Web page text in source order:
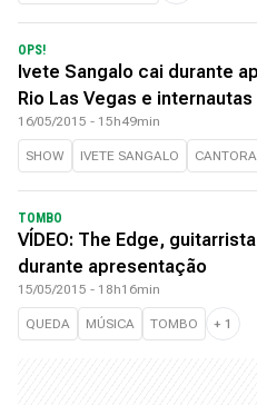
OPS!
Ivete Sangalo cai durante
Rio Las Vegas e
16/05/2015 - 15h49min
SHOW IVETE SANGALO CANTORA
TOMBO
VÍDEO: The Edge,
durante apresentação
15/05/2015 - 18h16min
QUEDA MÚSICA TOMBO + 1